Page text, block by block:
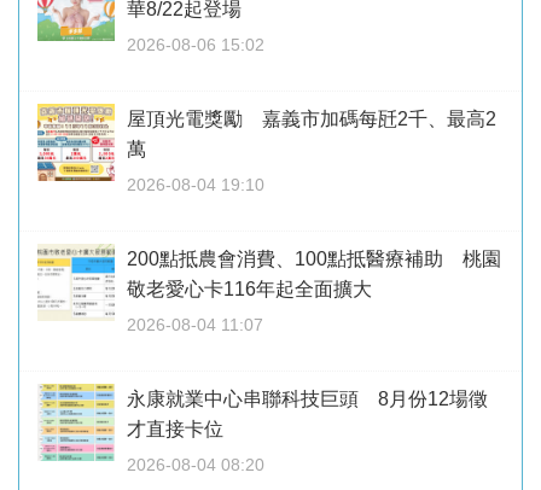
華8/22起登場
2026-08-06 15:02
屋頂光電獎勵 嘉義市加碼每瓩2千、最高2
萬
2026-08-04 19:10
200點抵農會消費、100點抵醫療補助 桃園
敬老愛心卡116年起全面擴大
2026-08-04 11:07
永康就業中心串聯科技巨頭 8月份12場徵
才直接卡位
2026-08-04 08:20